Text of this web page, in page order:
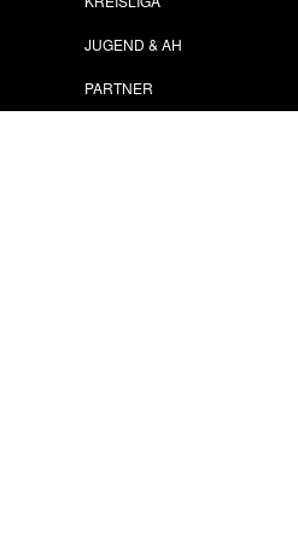
JUGEND & AH
PARTNER